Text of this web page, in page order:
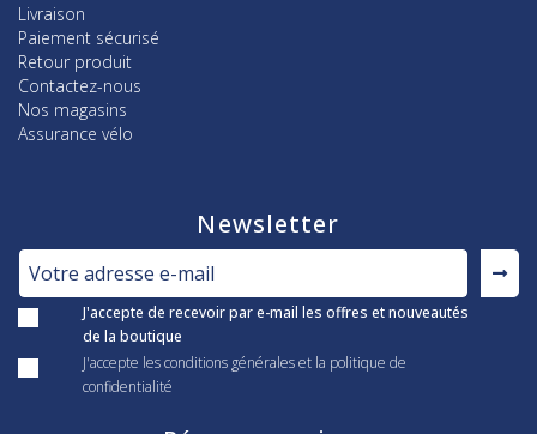
Livraison
Paiement sécurisé
Retour produit
Contactez-nous
Nos magasins
Assurance vélo
Newsletter
J'accepte de recevoir par e-mail les offres et nouveautés
de la boutique
J'accepte les conditions générales et la politique de
confidentialité